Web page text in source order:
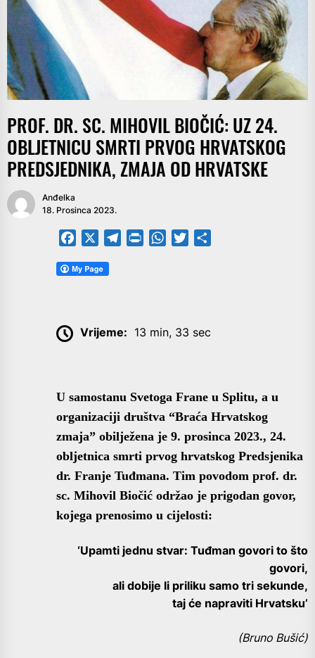
PROF. DR. SC. MIHOVIL BIOČIĆ: UZ 24.
OBLJETNICU SMRTI PRVOG HRVATSKOG
PREDSJEDNIKA, ZMAJA OD HRVATSKE
Anđelka
18. Prosinca 2023.
Facebook TelegramPrintFriendly
WhatsApp
Twitter
Vrijeme: 13 min, 33 sec
U samostanu Svetoga Frane u Splitu, a u
organizaciji društva “Braća Hrvatskog
zmaja” obilježena je 9. prosinca 2023., 24.
obljetnica smrti prvog hrvatskog Predsjenika
dr. Franje Tuđmana. Tim povodom prof. dr.
sc. Mihovil Biočić održao je prigodan govor,
kojega prenosimo u cijelosti:
‘Upamti jednu stvar: Tuđman govori to što
govori,
ali dobije li priliku samo tri sekunde,
taj će napraviti Hrvatsku’
(Bruno Bušić)